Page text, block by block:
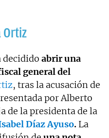
Ortiz
decidido abrir una
generaldel
, tras la acusación de
por Alberto
de la presidenta de la
Díaz Ayuso. La